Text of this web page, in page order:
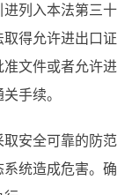
进列入本法第三十
得允许进出口证
文件或者允许进
手续。
安全可靠的防范
统造成危害。确